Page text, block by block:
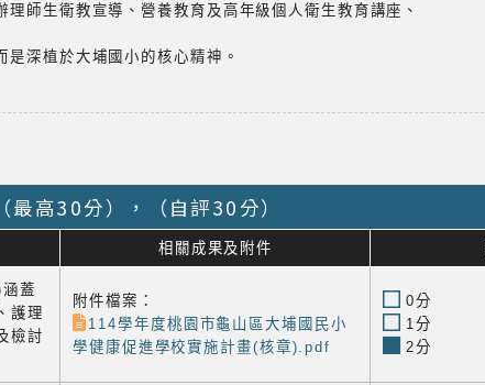
師生衛教宣導、營養教育及高年級個人衛生教育講座、
深植於大埔國小的核心精神。
最高30分），（自評30分）
相關成果及附件
蓋
護理
檢討
附件檔案：
114學年度桃園市龜山區大埔國民小
學健康促進學校實施計畫(核章).pdf
0分
1分
2分